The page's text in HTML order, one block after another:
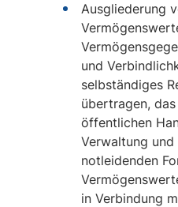
Ausgliederung
und
selbständiges
übertragen,
öffentlichen
Verwaltung
notleidenden
in Verbindung